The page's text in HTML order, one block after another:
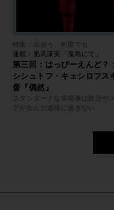
特集：出会う、何度でも
連載：肥髙茉実「孤島にて」
第三回：はっぴーえんど？
シシュトフ・キェシロフス
督『偶然』
スタンダードな幸福像は政治やメ
アが生んだ虚構に過ぎない